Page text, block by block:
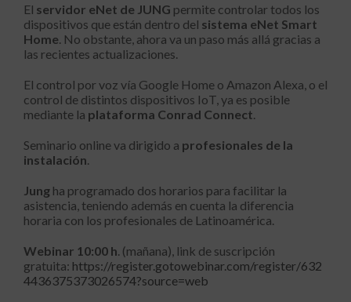
El servidor eNet de JUNG permite controlar todos los
dispositivos que están dentro del sistema eNet Smart
Home. No obstante, ahora va un paso más allá gracias a
las recientes actualizaciones.
El control por voz vía Google Home o Amazon Alexa, o el
control de distintos dispositivos IoT, ya es posible
mediante la plataforma Conrad Connect.
Seminario online va dirigido a profesionales de la
instalación.
Jung ha programado dos horarios para facilitar la
asistencia, teniendo además en cuenta la diferencia
horaria con los profesionales de Latinoamérica.
Webinar 10:00 h. (mañana), link de suscripción
gratuita: https://register.gotowebinar.com/register/632
4436375373026574?source=web